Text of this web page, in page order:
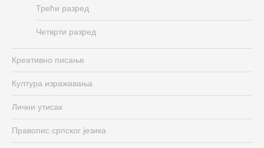
Трећи разред
Четврти разред
Креативно писање
Култура изражавања
Лични утисак
Правопис српског језика